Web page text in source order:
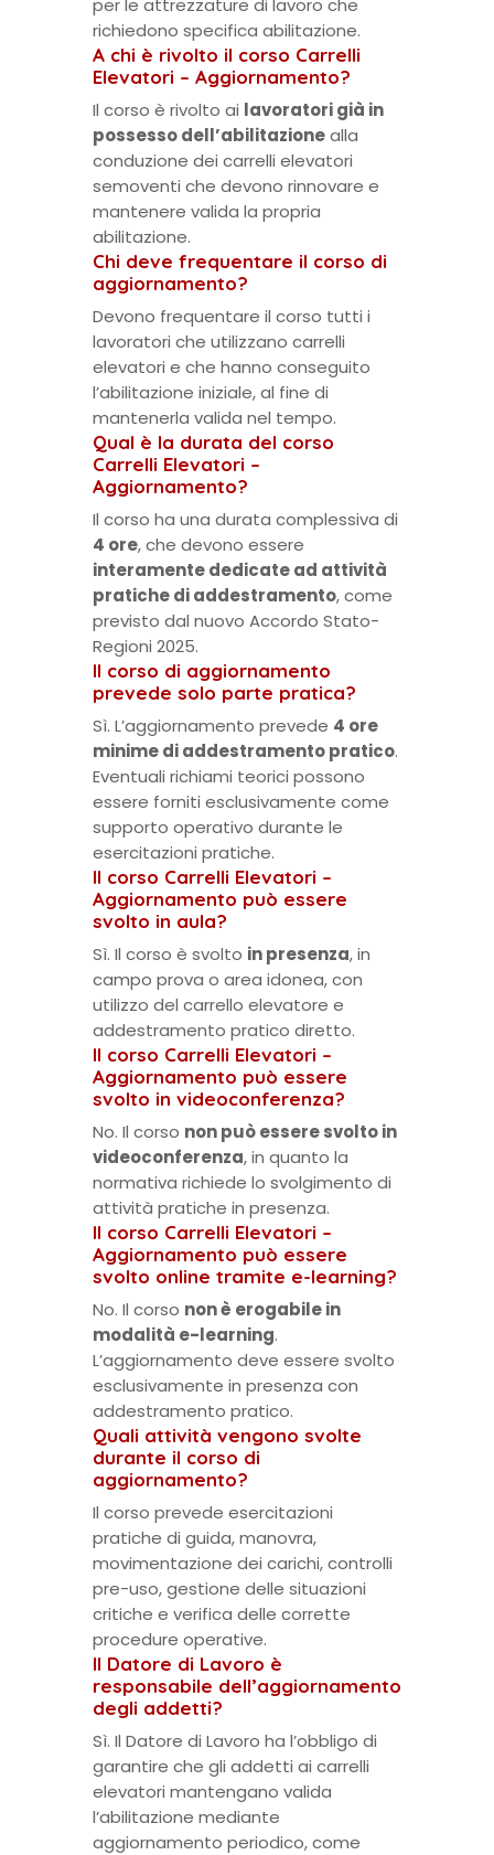
per le attrezzature di lavoro che
richiedono specifica abilitazione.
A chi è rivolto il corso Carrelli
Elevatori – Aggiornamento?
Il corso è rivolto ai lavoratori già in
possesso dell’abilitazionealla
conduzione dei carrelli elevatori
semoventi che devono rinnovare e
mantenere valida la propria
abilitazione.
Chi deve frequentare il corso di
aggiornamento?
Devono frequentare il corso tutti i
lavoratori che utilizzano carrelli
elevatori e che hanno conseguito
l’abilitazione iniziale, al fine di
mantenerla valida nel tempo.
Qual è la durata del corso
Carrelli Elevatori –
Aggiornamento?
Il corso ha una durata complessiva di
4 ore, che devono essere
interamente dedicate ad attività
pratiche di addestramento, come
previsto dal nuovo Accordo Stato-
Regioni 2025.
Il corso di aggiornamento
prevede solo parte pratica?
Sì. L’aggiornamento prevede 4 ore
minime di addestramento pratico.
Eventuali richiami teorici possono
essere forniti esclusivamente come
supporto operativo durante le
esercitazioni pratiche.
Il corso Carrelli Elevatori –
Aggiornamento può essere
svolto in aula?
Sì. Il corso è svolto in presenza, in
campo prova o area idonea, con
utilizzo del carrello elevatore e
addestramento pratico diretto.
Il corso Carrelli Elevatori –
Aggiornamento può essere
svolto in videoconferenza?
No. Il corso non può essere svolto in
videoconferenza, in quanto la
normativa richiede lo svolgimento di
attività pratiche in presenza.
Il corso Carrelli Elevatori –
Aggiornamento può essere
svolto online tramite e-learning?
No. Il corso non è erogabile in
modalità e-learning.
L’aggiornamento deve essere svolto
esclusivamente in presenza con
addestramento pratico.
Quali attività vengono svolte
durante il corso di
aggiornamento?
Il corso prevede esercitazioni
pratiche di guida, manovra,
movimentazione dei carichi, controlli
pre-uso, gestione delle situazioni
critiche e verifica delle corrette
procedure operative.
Il Datore di Lavoro è
responsabile dell’aggiornamento
degli addetti?
Sì. Il Datore di Lavoro ha l’obbligo di
garantire che gli addetti ai carrelli
elevatori mantengano valida
l’abilitazione mediante
aggiornamento periodico, come